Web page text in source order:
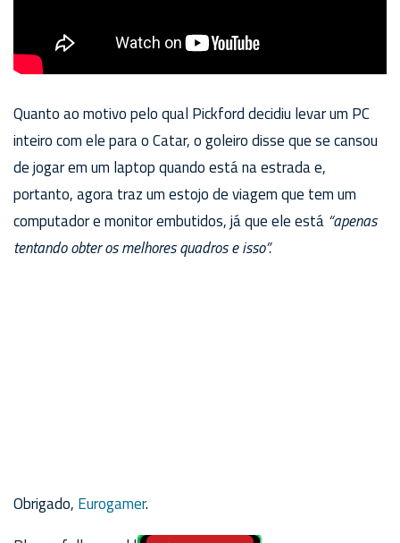
Quanto ao motivo pelo qual Pickford decidiu levar um PC
inteiro com ele para o Catar, o goleiro disse que se cansou
de jogar em um laptop quando está na estrada e,
portanto, agora traz um estojo de viagem que tem um
computador e monitor embutidos, já que ele está “apenas
tentando obter os melhores quadros e isso”.
Obrigado, Eurogamer.